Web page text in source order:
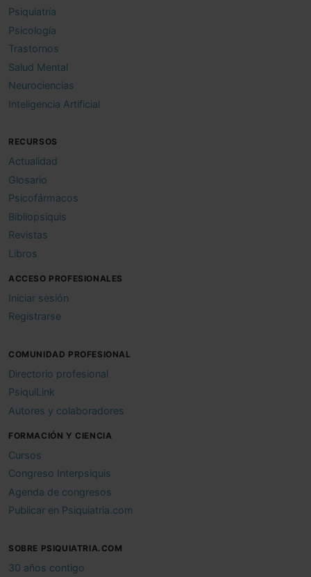
Psiquiatría
Psicología
Trastornos
Salud Mental
Neurociencias
Inteligencia Artificial
RECURSOS
Actualidad
Glosario
Psicofármacos
Bibliopsiquis
Revistas
Libros
ACCESO PROFESIONALES
Iniciar sesión
Registrarse
COMUNIDAD PROFESIONAL
Directorio profesional
PsiquiLink
Autores y colaboradores
FORMACIÓN Y CIENCIA
Cursos
Congreso Interpsiquis
Agenda de congresos
Publicar en Psiquiatria.com
SOBRE PSIQUIATRIA.COM
30 años contigo